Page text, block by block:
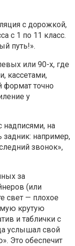
с дорожкой,
с 1 по 11 класс.
путь!».
или 90-х, где
кассетами,
формат точно
у
надписями, на
например,
звонок»,
за
(или
свет — плохое
крутую
и таблички с
услышал свой
Это обеспечит